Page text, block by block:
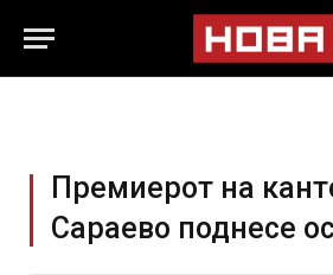
Премиерот на
Сараево поднесе